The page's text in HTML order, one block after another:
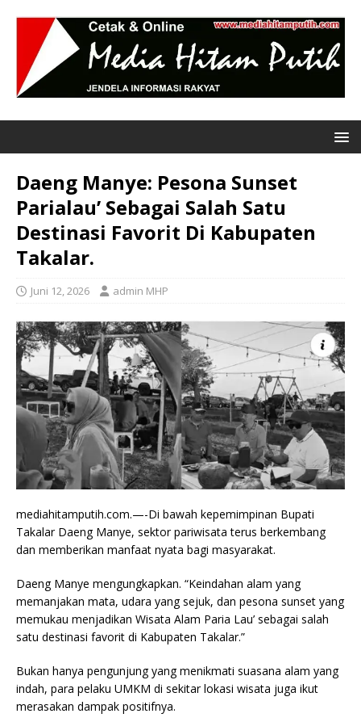
Daeng Manye: Pesona Sunset
Parialau’ Sebagai Salah Satu
Destinasi Favorit Di Kabupaten
Takalar.
Juni 12, 2026 admin MHP
mediahitamputih.com.—-Di bawah kepemimpinan Bupati
Takalar Daeng Manye, sektor pariwisata terus berkembang
dan memberikan manfaat nyata bagi masyarakat.
Daeng Manye mengungkapkan. “Keindahan alam yang
memanjakan mata, udara yang sejuk, dan pesona sunset yang
memukau menjadikan Wisata Alam Paria Lau’ sebagai salah
satu destinasi favorit di Kabupaten Takalar.”
Bukan hanya pengunjung yang menikmati suasana alam yang
indah, para pelaku UMKM di sekitar lokasi wisata juga ikut
merasakan dampak positifnya.